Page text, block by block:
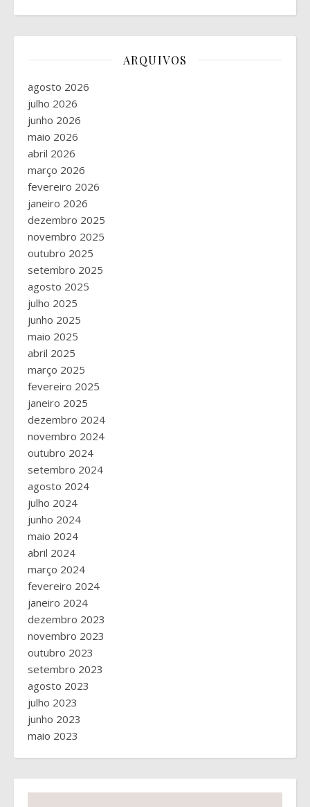
ARQUIVOS
agosto 2026
julho 2026
junho 2026
maio 2026
abril 2026
março 2026
fevereiro 2026
janeiro 2026
dezembro 2025
novembro 2025
outubro 2025
setembro 2025
agosto 2025
julho 2025
junho 2025
maio 2025
abril 2025
março 2025
fevereiro 2025
janeiro 2025
dezembro 2024
novembro 2024
outubro 2024
setembro 2024
agosto 2024
julho 2024
junho 2024
maio 2024
abril 2024
março 2024
fevereiro 2024
janeiro 2024
dezembro 2023
novembro 2023
outubro 2023
setembro 2023
agosto 2023
julho 2023
junho 2023
maio 2023